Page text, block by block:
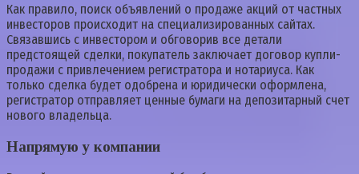
Как правило, поиск объявлений о продаже акций от частных
инвесторов происходит на специализированных сайтах.
Связавшись с инвестором и обговорив все детали
предстоящей сделки, покупатель заключает договор купли-
продажи с привлечением регистратора и нотариуса. Как
только сделка будет одобрена и юридически оформлена,
регистратор отправляет ценные бумаги на депозитарный счет
нового владельца.
Напрямую у компании